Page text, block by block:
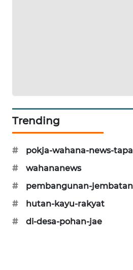
Trending
#
pokja-wahana-news-
#
wahananews
#
pembangunan-jembatan
#
hutan-kayu-rakyat
#
di-desa-pohan-jae
FISUELRI
ENERGI
CILEUNGSI